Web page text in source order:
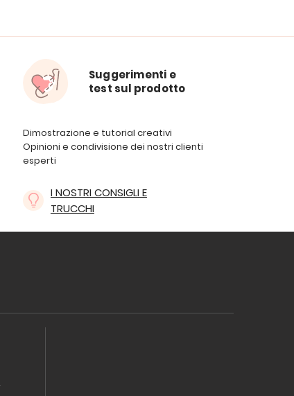
Suggerimenti e
test sul prodotto
Dimostrazione e tutorial creativi
Opinioni e condivisione dei nostri clienti
esperti
I NOSTRI CONSIGLI E
TRUCCHI